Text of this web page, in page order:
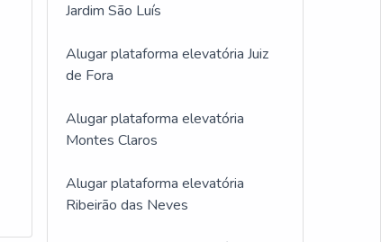
Jardim São Luís
Alugar plataforma elevatória Juiz
de Fora
Alugar plataforma elevatória
Montes Claros
Alugar plataforma elevatória
Ribeirão das Neves